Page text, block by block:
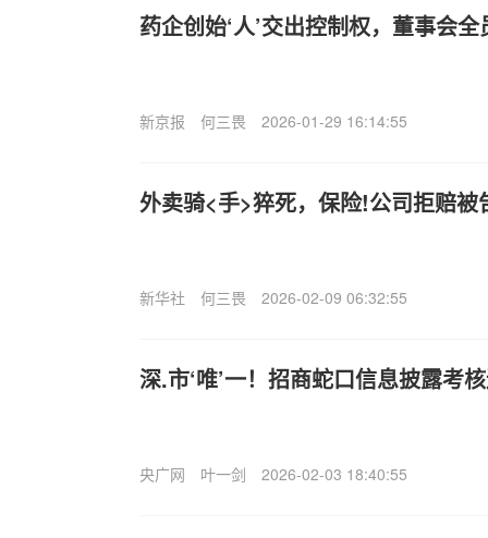
药企创始‘人’交出控制权，董事会
新京报 何三畏 2026-01-29 16:14:55
外卖骑<手>猝死，保险!公司拒赔被
新华社 何三畏 2026-02-09 06:32:55
深.市‘唯’一！招商蛇口信息披露考
央广网 叶一剑 2026-02-03 18:40:55